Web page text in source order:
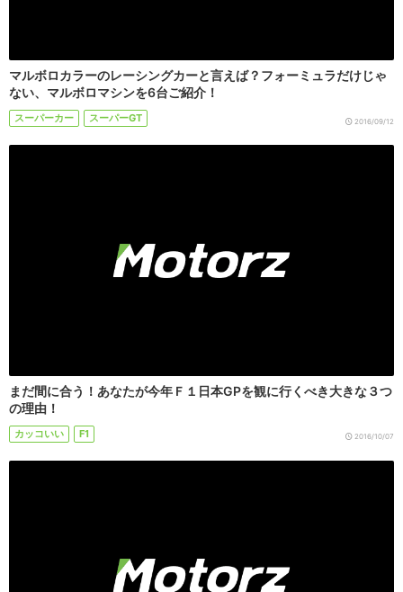
マルボロカラーのレーシングカーと言えば？フォーミュラだけじゃ
ない、マルボロマシンを6台ご紹介！
スーパーカー スーパーGT 2016/09/12
まだ間に合う！あなたが今年Ｆ１日本GPを観に行くべき大きな３つ
の理由！
カッコいい F1 2016/10/07